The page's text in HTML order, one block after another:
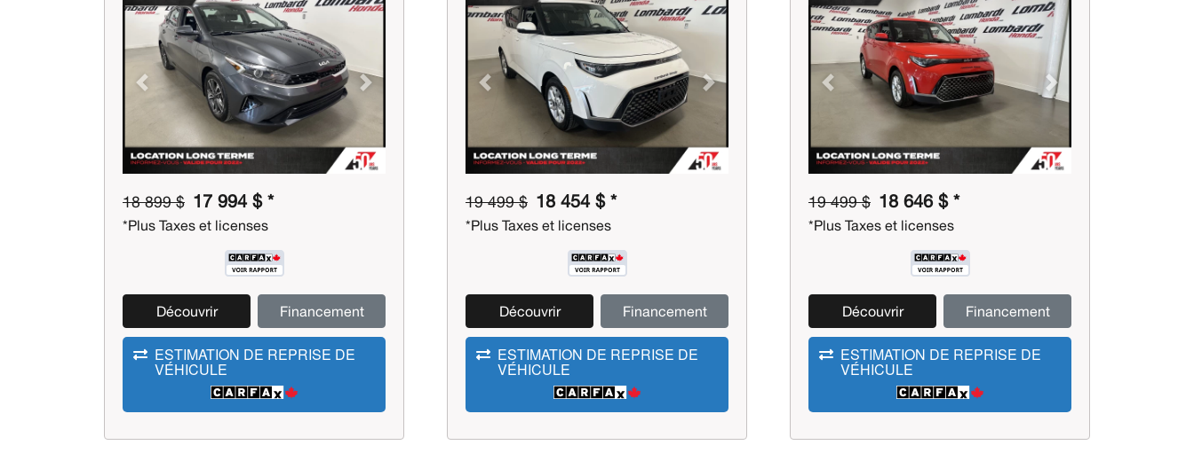
Previous Next
18 899 $ 17 994 $ *
*Plus Taxes et licenses
Découvrir Financement
ESTIMATION DE REPRISE DE
VÉHICULE
Previous Next
19 499 $ 18 454 $ *
*Plus Taxes et licenses
Découvrir Financement
ESTIMATION DE REPRISE DE
VÉHICULE
Previous Next
19 499 $ 18 646 $ *
*Plus Taxes et licenses
Découvrir Financement
ESTIMATION DE REPRISE DE
VÉHICULE